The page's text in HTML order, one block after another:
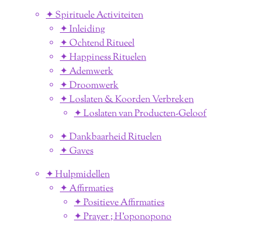
✦ Spirituele Activiteiten
✦ Inleiding
✦ Ochtend Ritueel
✦ Happiness Rituelen
✦ Ademwerk
✦ Droomwerk
✦ Loslaten & Koorden Verbreken
✦ Loslaten van Producten-Geloof
✦ Dankbaarheid Rituelen
✦ Gaves
✦ Hulpmidellen
✦ Affirmaties
✦ Positieve Affirmaties
✦ Prayer ; H'oponopono